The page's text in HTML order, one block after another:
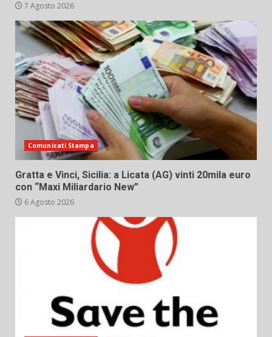
7 Agosto 2026
Comunicati Stampa
Gratta e Vinci, Sicilia: a Licata (AG) vinti 20mila euro
con “Maxi Miliardario New”
6 Agosto 2026